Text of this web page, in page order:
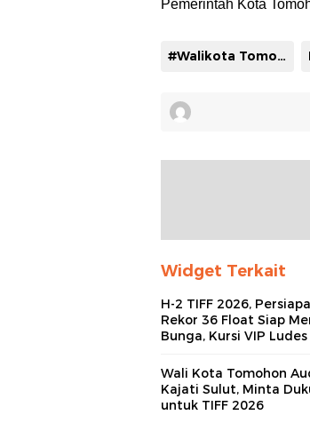
Pemerintah Kota
#Walikota Tomohon Caroll Senduk
Widget Terkait
H-2 TIFF 2026,
Rekor 36 Float Siap
Bunga, Kursi VIP
Wali Kota Tomohon
Kajati Sulut, Minta
untuk TIFF 2026